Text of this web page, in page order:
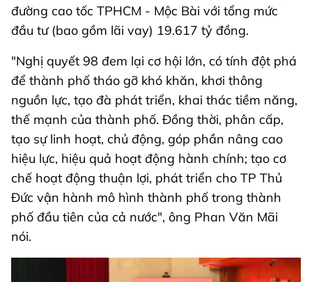
đường cao tốc TPHCM - Mộc Bài với tổng mức
đầu tư (bao gồm lãi vay) 19.617 tỷ đồng.
"Nghị quyết 98 đem lại cơ hội lớn, có tính đột phá
để thành phố tháo gỡ khó khăn, khơi thông
nguồn lực, tạo đà phát triển, khai thác tiềm năng,
thế mạnh của thành phố. Đồng thời, phân cấp,
tạo sự linh hoạt, chủ động, góp phần nâng cao
hiệu lực, hiệu quả hoạt động hành chính; tạo cơ
chế hoạt động thuận lợi, phát triển cho TP Thủ
Đức vận hành mô hình thành phố trong thành
phố đầu tiên của cả nước", ông Phan Văn Mãi
nói.